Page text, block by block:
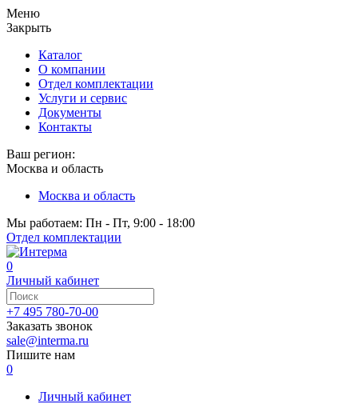
Меню
Закрыть
Каталог
О компании
Отдел комплектации
Услуги и сервис
Документы
Контакты
Ваш регион:
Москва и область
Москва и область
Мы работаем: Пн - Пт, 9:00 - 18:00
Отдел комплектации
0
Личный кабинет
+7 495 780-70-00
Заказать звонок
sale@interma.ru
Пишите нам
0
Личный кабинет